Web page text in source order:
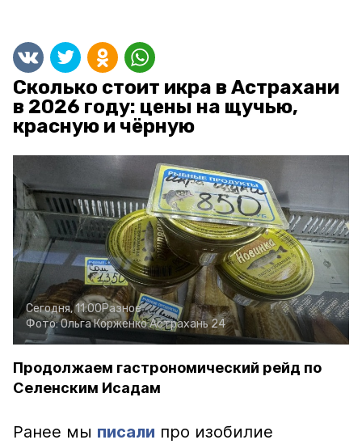
Сколько стоит икра в Астрахани
в 2026 году: цены на щучью,
красную и чёрную
Сегодня, 11:00Разное
Фото:Ольга КорженкоАстрахань 24
Продолжаем гастрономический рейд по
Селенским Исадам
Ранее мы писали про изобилие